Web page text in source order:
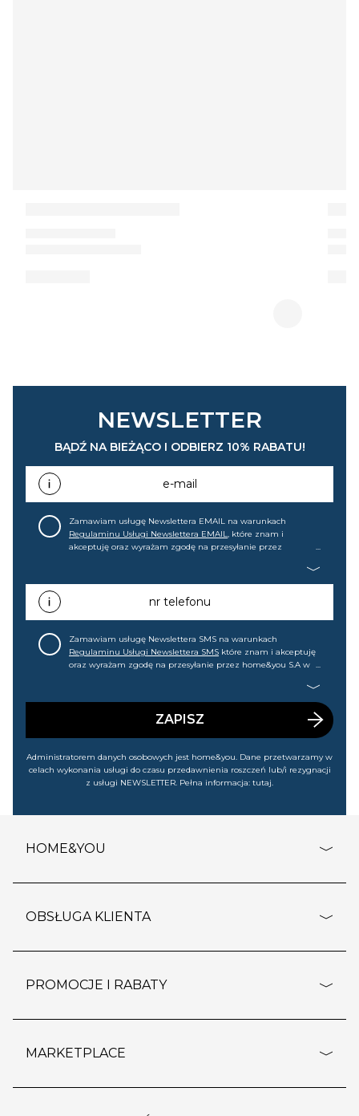
NEWSLETTER
BĄDŹ NA BIEŻĄCO I ODBIERZ 10% RABATU!
e-mail
Zamawiam usługę Newslettera EMAIL na warunkach
Regulaminu Usługi Newslettera EMAIL, które znam i
akceptuję oraz wyrażam zgodę na przesyłanie przez
promocjach, wyprzedażach). Wiem, że mogę tę zgodę w
każdej chwili cofnąć.nr telefonu
Zamawiam usługę Newslettera SMS na warunkach
Regulaminu Usługi Newslettera SMS które znam i akceptuję
oraz wyrażam zgodę na przesyłanie przez home&you S.A w
wyprzedażach). Wiem, że mogę tę zgodę w każdej chwili
ZAPISZ
Administratorem danych osobowych jest home&you. Dane przetwarzamy w
celach wykonania usługi do czasu przedawnienia roszczeń lub/i rezygnacji
z usługi NEWSLETTER. Pełna informacja: tutaj.
HOME&YOU
o firmie
polityka prywatności
kontakt
OBSŁUGA KLIENTA
dostawy i płatność
wypis z subskrypcji
regulamin sklepu
pozostałe regulaminy
PROMOCJE I RABATY
outlet
MARKETPLACE